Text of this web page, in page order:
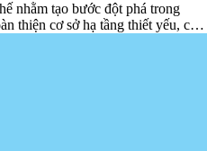
nhằm tạo bước đột phá trong
thiện cơ sở hạ tầng thiết yếu, cải